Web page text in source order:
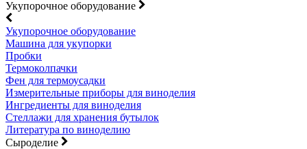
Укупорочное оборудование
Укупорочное оборудование
Машина для укупорки
Пробки
Термоколпачки
Фен для термоусадки
Измерительные приборы для виноделия
Ингредиенты для виноделия
Стеллажи для хранения бутылок
Литература по виноделию
Сыроделие